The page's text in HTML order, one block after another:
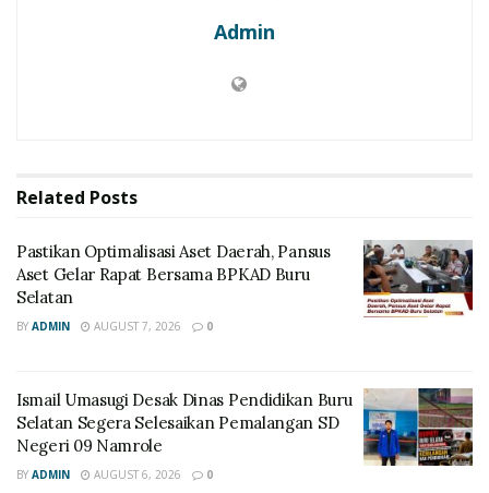
Admin
Related Posts
Pastikan Optimalisasi Aset Daerah, Pansus
Aset Gelar Rapat Bersama BPKAD Buru
Selatan
BY ADMIN AUGUST 7, 2026 0
Ismail Umasugi Desak Dinas Pendidikan Buru
Selatan Segera Selesaikan Pemalangan SD
Negeri 09 Namrole
BY ADMIN AUGUST 6, 2026 0